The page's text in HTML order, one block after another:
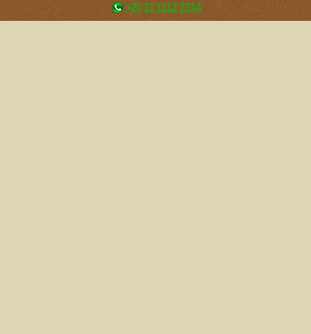
+20 11 1112 2314